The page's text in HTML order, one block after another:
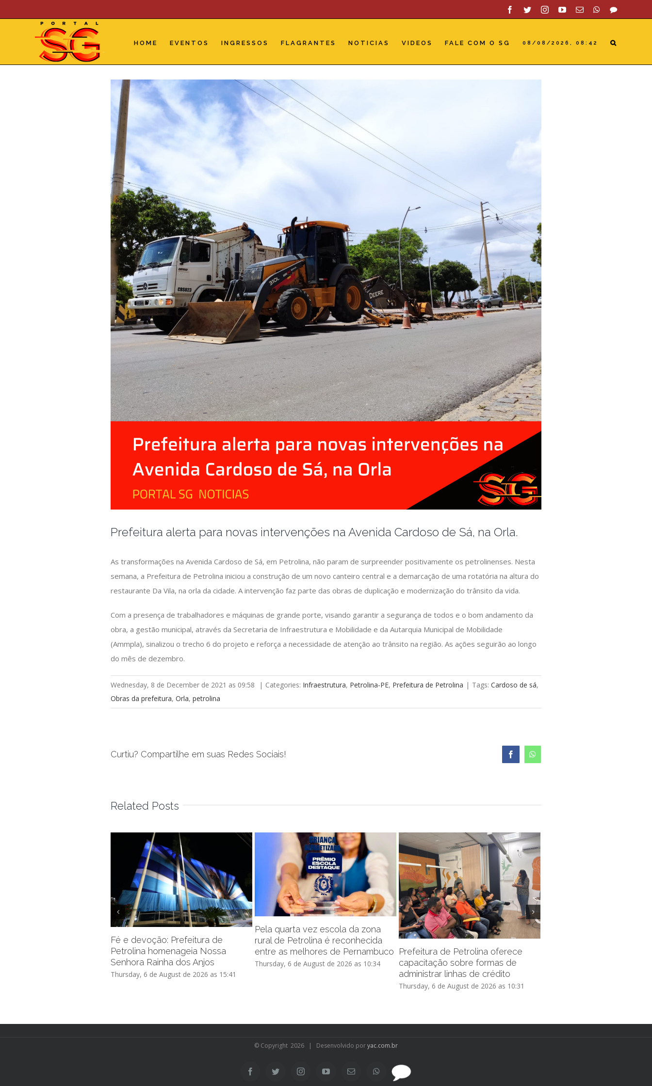
to
Facebook
TwitterInstagramYouTube
Email WhatsApp
SAC
HOME EVENTOS INGRESSOS FLAGRANTES NOTICIAS VIDEOS FALE COM O SG 08/08/2026, 08:42
Prefeitura alerta para novas intervenções na Avenida Cardoso de Sá, na Orla.
As transformações na Avenida Cardoso de Sá, em Petrolina, não param de surpreender positivamente os petrolinenses. Nesta
semana, a Prefeitura de Petrolina iniciou a construção de um novo canteiro central e a demarcação de uma rotatória na altura do
restaurante Da Vila, na orla da cidade. A intervenção faz parte das obras de duplicação e modernização do trânsito da vida.
Com a presença de trabalhadores e máquinas de grande porte, visando garantir a segurança de todos e o bom andamento da
obra, a gestão municipal, através da Secretaria de Infraestrutura e Mobilidade e da Autarquia Municipal de Mobilidade
(Ammpla), sinalizou o trecho 6 do projeto e reforça a necessidade de atenção ao trânsito na região. As ações seguirão ao longo
do mês de dezembro.
Wednesday, 8 de December de 2021 as 09:58 | Categories: Infraestrutura, Petrolina-PE, Prefeitura de Petrolina | Tags:Cardoso de sá,
Obras da prefeitura,Orla,petrolina
Curtiu? Compartilhe em suas Redes Sociais! Facebook
Related Posts
Fé e devoção: Prefeitura de
Petrolina homenageia Nossa
Senhora Rainha dos Anjos
Thursday, 6 de August de 2026 as 15:41
Pela quarta vez escola da zona
rural de Petrolina é reconhecida
entre as melhores de Pernambuco
Thursday, 6 de August de 2026 as 10:34
Prefeitura de Petrolina oferece
capacitação sobre formas de
administrar linhas de crédito
Thursday, 6 de August de 2026 as 10:31
© Copyright 2026 | Desenvolvido poryac.com.br
FacebookTwitter InstagramYouTubeEmail WhatsApp
SAC